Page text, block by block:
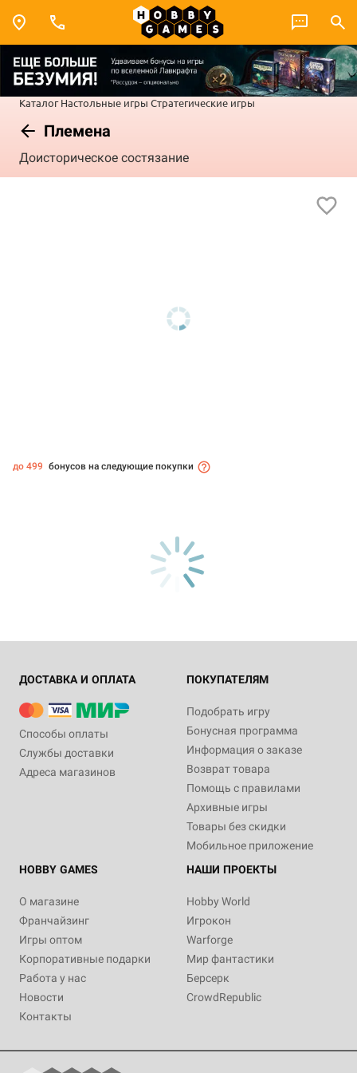
Каталог Настольные игры Стратегические игры
Племена
Доисторическое состязание
до 499 бонусов на следующие покупки
ДОСТАВКА И ОПЛАТА
Способы оплаты
Службы доставки
Адреса магазинов
ПОКУПАТЕЛЯМ
Подобрать игру
Бонусная программа
Информация о заказе
Возврат товара
Помощь с правилами
Архивные игры
Товары без скидки
Мобильное приложение
HOBBY GAMES
О магазине
Франчайзинг
Игры оптом
Корпоративные подарки
Работа у нас
Новости
Контакты
НАШИ ПРОЕКТЫ
Hobby World
Игрокон
Warforge
Мир фантастики
Берсерк
CrowdRepublic